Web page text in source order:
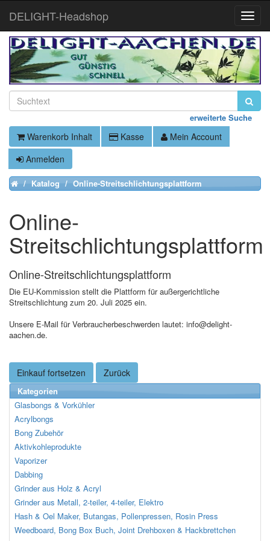
erweiterte Suche
Warenkorb Inhalt Kasse
Mein Account
Anmelden
HomeKatalog Online-Streitschlichtungsplattform
Online-
Streitschlichtungsplattform
Online-Streitschlichtungsplattform
Die EU-Kommission stellt die Plattform für außergerichtliche
Streitschlichtung zum 20. Juli 2025 ein.
Unsere E-Mail für Verbraucherbeschwerden lautet: info@delight-
aachen.de.
Einkauf fortsetzen Zurück
Kategorien
Glasbongs & Vorkühler
Acrylbongs
Bong Zubehör
Aktivkohleprodukte
Vaporizer
Dabbing
Grinder aus Holz & Acryl
Grinder aus Metall, 2-teiler, 4-teiler, Elektro
Hash & Oel Maker, Butangas, Pollenpressen, Rosin Press
Weedboard, Bong Box Buch, Joint Drehboxen & Hackbrettchen
Toggle
DELIGHT-Headshop